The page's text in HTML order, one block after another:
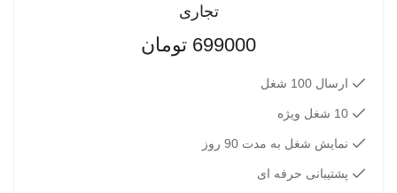
تجاری
699000 تومان
ارسال 100 شغل
10 شغل ویژه
نمایش شغل به مدت 90 روز
پشتیبانی حرفه ای